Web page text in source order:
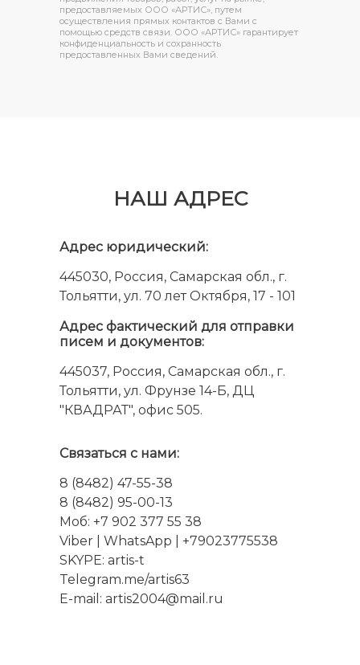
предоставляемых ООО «АРТИС», путем
осуществления прямых контактов с Вами с
помощью средств связи. ООО «АРТИС» гарантирует
конфиденциальность и сохранность
предоставленных Вами сведений.
НАШ АДРЕС
Адрес юридический:
445030, Россия, Самарская обл., г.
Тольятти, ул. 70 лет Октября, 17 - 101
Адрес фактический для отправки
писем и документов:
445037, Россия, Самарская обл., г.
Тольятти, ул. Фрунзе 14-Б, ДЦ
"КВАДРАТ", офис 505.
Связаться с нами:
8 (8482) 47-55-38
8 (8482) 95-00-13
Моб: +7 902 377 55 38
Viber
WhatsApp
| +79023775538
SKYPE: artis-t
Telegram.me/artis63
E-mail: artis2004@mail.ru